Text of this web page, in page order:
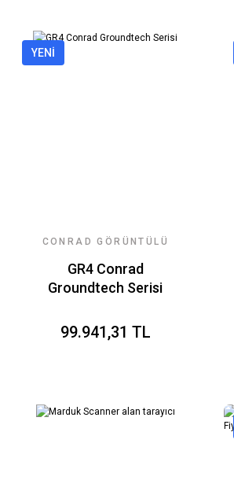
YENİ
CONRAD GÖRÜNTÜLÜ
GR4 Conrad
Groundtech Serisi
99.941,31 TL